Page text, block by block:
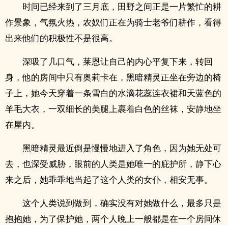
时间已经来到了三月底，田野之间正是一片繁忙的耕
作景象，气氛火热，农奴们正在为骑士老爷们耕作，看得
出来他们的积极性不是很高。
深吸了几口气，莱恩让自己的内心平复下来，转回
身，他的房间中只有奥莉卡在，黑暗精灵正坐在旁边的椅
子上，她今天穿着一条雪白的水滴花蕊连衣裙和天蓝色的
羊毛大衣，一双细长的美腿上裹着白色的丝袜，安静地坐
在屋内。
黑暗精灵最近倒是慢慢地进入了角色，因为她无处可
去，也深受威胁，眼前的人类是她唯一的庇护所，静下心
来之后，她乖乖地当起了这个人类的女仆，相安无事。
这个人类说到做到，确实没有对她做什么，最多只是
抱抱她，为了保护她，两个人晚上一般都是在一个房间休